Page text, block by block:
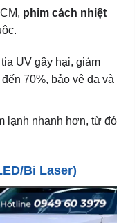
phim cách nhiệt
UV gây hại, giảm
70%, bảo vệ da và
lạnh nhanh hơn, từ đó
Bi Laser)